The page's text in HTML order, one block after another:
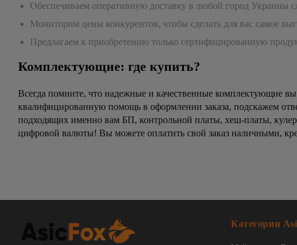
Обеспечиваем оперативную доставку в любой город Украины
Мониторим цены конкурентов, чтобы сделать для вас самое
Предлагаем к приобретению только сертифицированную
Комплектующие: где купить?
Всегда помните, что надежные и качественные комплектующие
квалифицированную помощь в оформлении заказа, подскажем
подходящих именно вам БП, контрольной платы, хеш-платы,
цифровой валюты! Вы можете оплатить свой заказ наличными,
Категории